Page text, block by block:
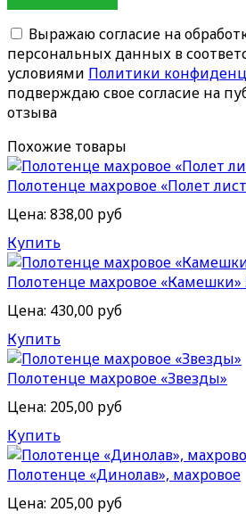
Выражаю согласие на
персональных данных в
условиями Политики
подверждаю свое согласие на
отзыва
Похожие товары
Полотенце махровое «Полет
Цена: 838,00 руб
Купить
Полотенце махровое «Камешки»
Цена: 430,00 руб
Купить
Полотенце махровое «Звезды»
Цена: 205,00 руб
Купить
Полотенце «Динолав», махровое
Цена: 205,00 руб